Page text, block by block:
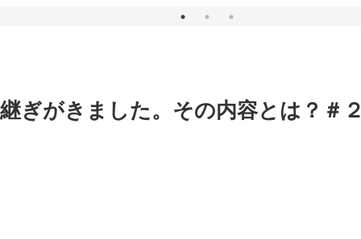
ぎがきました。その内容とは？＃２